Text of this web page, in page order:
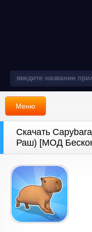
Меню
Скачать
Раш) [МОД